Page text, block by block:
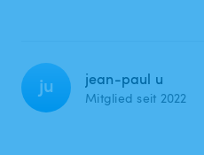
ju jean-paul u
Mitglied seit 2022